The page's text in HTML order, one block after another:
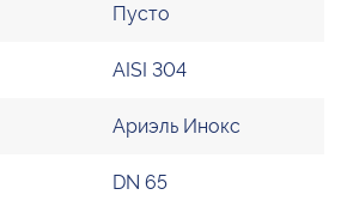
Пусто
AISI 304
Ариэль Инокс
DN 65